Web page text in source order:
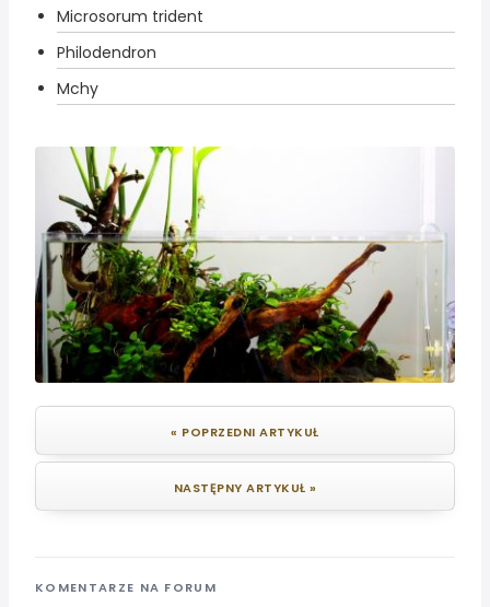
Microsorum trident
Philodendron
Mchy
« POPRZEDNI ARTYKUŁ
NASTĘPNY ARTYKUŁ »
KOMENTARZE NA FORUM